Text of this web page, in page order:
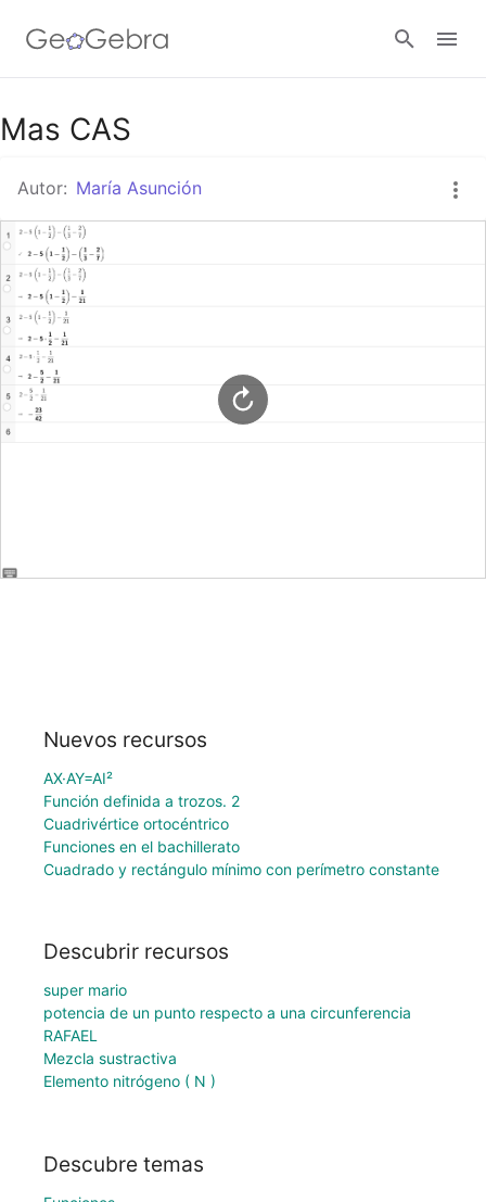
Google Classroom
GeoGebra Classroom
Mas CAS
Autor: María Asunción
Nuevos recursos
AX·AY=AI²
Función definida a trozos. 2
Cuadrivértice ortocéntrico
Funciones en el bachillerato
Cuadrado y rectángulo mínimo con perímetro constante
Descubrir recursos
super mario
potencia de un punto respecto a una circunferencia
RAFAEL
Mezcla sustractiva
Elemento nitrógeno ( N )
Descubre temas